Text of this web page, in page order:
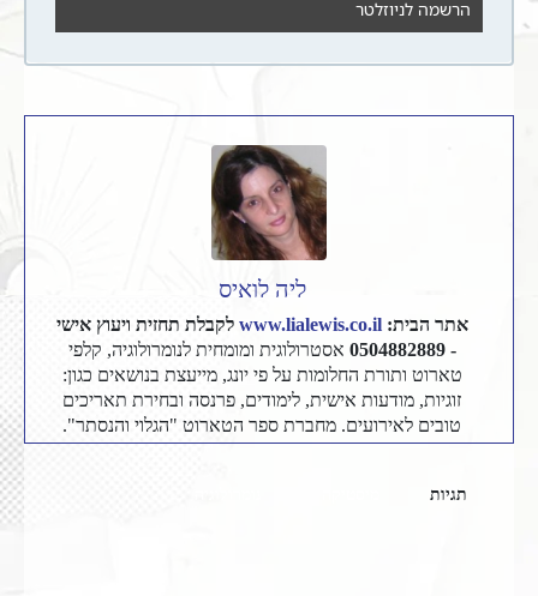
ליה לואיס
אתר הבית:www.lialewis.co.il לקבלת תחזית ויעוץ אישי
- 0504882889
אסטרולוגית ומומחית לנומרולוגיה, קלפי
טארוט ותורת החלומות על פי יונג, מייעצת בנושאים כגון:
זוגיות, מודעות אישית, לימודים, פרנסה ובחירת תאריכים
טובים לאירועים. מחברת ספר הטארוט "הגלוי והנסתר".
תגיות